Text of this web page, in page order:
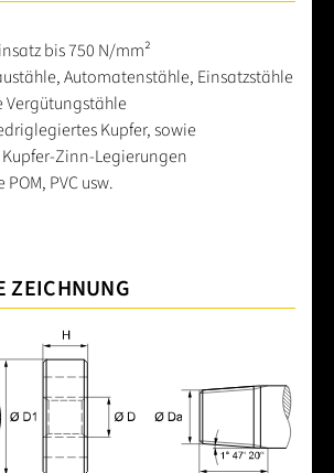
bis 750 N/mm²
Automatenstähle, Einsatzstähle
Vergütungstähle
Kupfer, sowie
Zinn-Legierungen
PVC usw.
ZEICHNUNG